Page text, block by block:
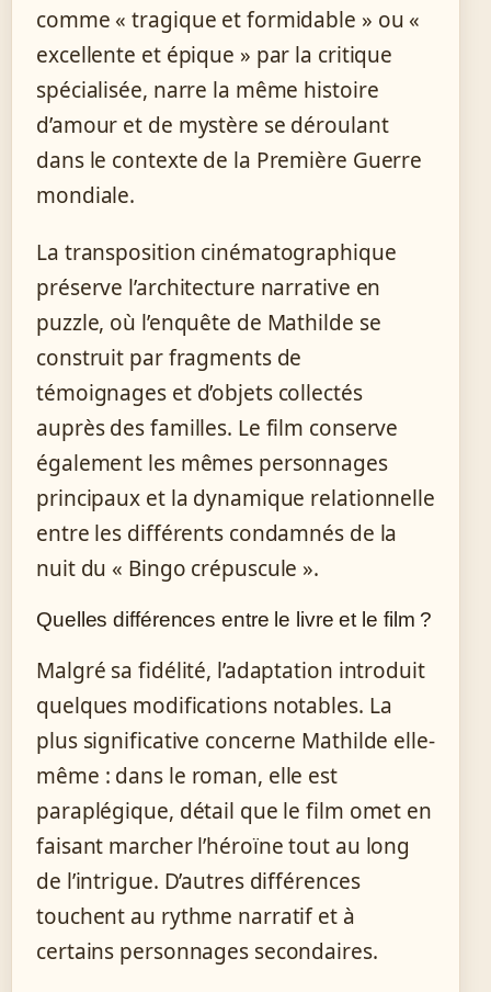
comme « tragique et formidable » ou «
excellente et épique » par la critique
spécialisée, narre la même histoire
d’amour et de mystère se déroulant
dans le contexte de la Première Guerre
mondiale.
La transposition cinématographique
préserve l’architecture narrative en
puzzle, où l’enquête de Mathilde se
construit par fragments de
témoignages et d’objets collectés
auprès des familles. Le film conserve
également les mêmes personnages
principaux et la dynamique relationnelle
entre les différents condamnés de la
nuit du « Bingo crépuscule ».
Quelles différences entre le livre et le film ?
Malgré sa fidélité, l’adaptation introduit
quelques modifications notables. La
plus significative concerne Mathilde elle-
même : dans le roman, elle est
paraplégique, détail que le film omet en
faisant marcher l’héroïne tout au long
de l’intrigue. D’autres différences
touchent au rythme narratif et à
certains personnages secondaires.